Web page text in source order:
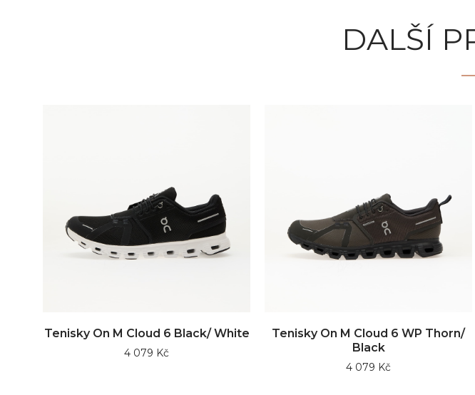
DALŠÍ
Tenisky On M Cloud 6 Black/ White
4 079 Kč
Tenisky On M Cloud 6 WP Thorn/
Black
4 079 Kč